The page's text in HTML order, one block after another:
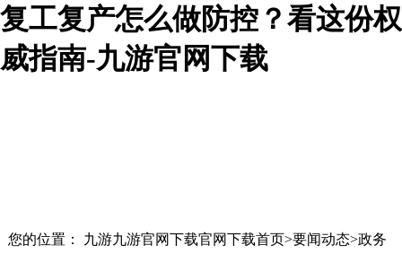
复工复产怎么做防控？看这份权
威指南-九游官网下载
您的位置： 九游九游官网下载官网下载首页>要闻动态>政务